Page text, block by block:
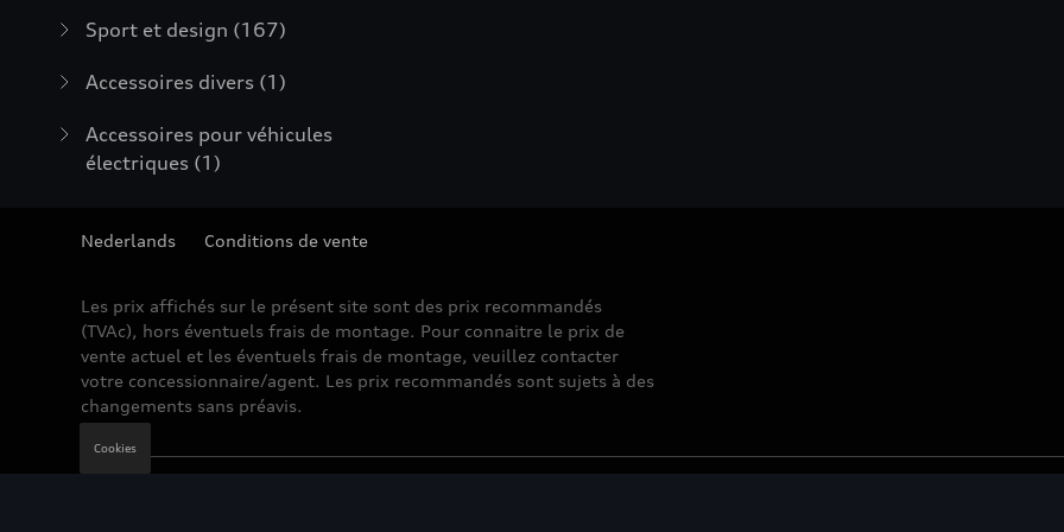
Sport et design (167)
Accessoires divers (1)
Accessoires pour véhicules
électriques (1)
Nederlands Conditions de vente
Les prix affichés sur le présent site sont des prix recommandés
(TVAc), hors éventuels frais de montage. Pour connaitre le prix de
vente actuel et les éventuels frais de montage, veuillez contacter
votre concessionnaire/agent. Les prix recommandés sont sujets à des
changements sans préavis.
Cookies